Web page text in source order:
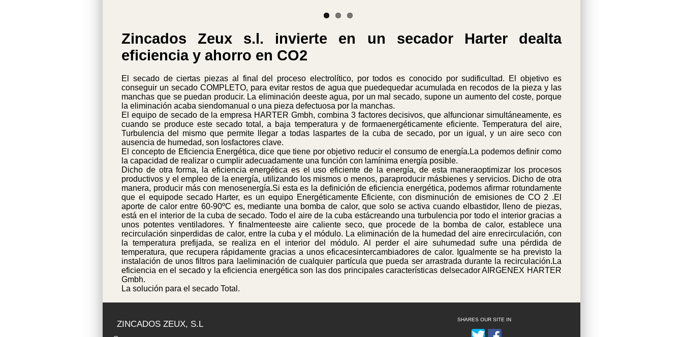
Zincados Zeux s.l. invierte en un secador Harter dealta
eficiencia y ahorro en CO2
El secado de ciertas piezas al final del proceso electrolítico, por todos es conocido por sudificultad. El objetivo es
conseguir un secado COMPLETO, para evitar restos de agua que puedequedar acumulada en recodos de la pieza y las
manchas que se puedan producir. La eliminación deeste agua, por un mal secado, supone un aumento del coste, porque
la eliminación acaba siendomanual o una pieza defectuosa por la manchas.
El equipo de secado de la empresa HARTER Gmbh, combina 3 factores decisivos, que alfuncionar simultáneamente, es
cuando se produce este secado total, a baja temperatura y de formaenergéticamente eficiente. Temperatura del aire,
Turbulencia del mismo que permite llegar a todas laspartes de la cuba de secado, por un igual, y un aire seco con
ausencia de humedad, son losfactores clave.
El concepto de Eficiencia Energética, dice que tiene por objetivo reducir el consumo de energía.La podemos definir como
la capacidad de realizar o cumplir adecuadamente una función con lamínima energía posible.
Dicho de otra forma, la eficiencia energética es el uso eficiente de la energía, de esta maneraoptimizar los procesos
productivos y el empleo de la energía, utilizando los mismos o menos, paraproducir másbienes y servicios. Dicho de otra
manera, producir más con menosenergía.Si esta es la definición de eficiencia energética, podemos afirmar rotundamente
que el equipode secado Harter, es un equipo Energéticamente Eficiente, con disminución de emisiones de CO 2 .El
aporte de calor entre 60-90ºC es, mediante una bomba de calor, que solo se activa cuando elbastidor, lleno de piezas,
está en el interior de la cuba de secado. Todo el aire de la cuba estácreando una turbulencia por todo el interior gracias a
unos potentes ventiladores. Y finalmenteeste aire caliente seco, que procede de la bomba de calor, establece una
recirculación sinperdidas de calor, entre la cuba y el módulo. La eliminación de la humedad del aire enrecirculación, con
la temperatura prefijada, se realiza en el interior del módulo. Al perder el aire suhumedad sufre una pérdida de
temperatura, que recupera rápidamente gracias a unos eficacesintercambiadores de calor. Igualmente se ha previsto la
instalación de unos filtros para laeliminación de cualquier partícula que pueda ser arrastrada durante la recirculación.La
eficiencia en el secado y la eficiencia energética son las dos principales características delsecador AIRGENEX HARTER
Gmbh.
La solución para el secado Total.
ZINCADOS ZEUX, S.L SHARES OUR SITE IN